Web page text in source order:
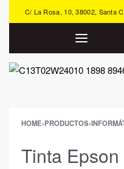
C/ La Rosa, 10, 38002, Santa
HOME›PRODUCTOS›
Tinta